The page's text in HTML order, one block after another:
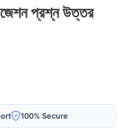
প্রশ্ন উত্তর
100% Secure